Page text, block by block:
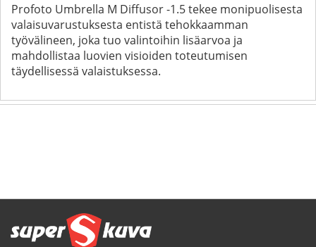
Profoto Umbrella M Diffusor -1.5 tekee monipuolisesta
valaisuvarustuksesta entistä tehokkaamman
työvälineen, joka tuo valintoihin lisäarvoa ja
mahdollistaa luovien visioiden toteutumisen
täydellisessä valaistuksessa.